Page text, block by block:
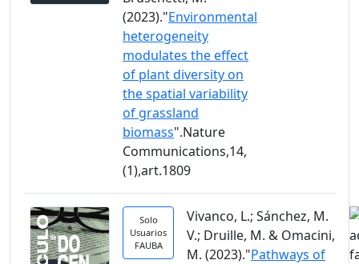
(2023)."Environmental
heterogeneity
modulates the effect
of plant diversity on
the spatial variability
of grassland
biomass".Nature
Communications,14,
(1),art.1809
Solo
Usuarios
FAUBA
Vivanco, L.; Sánchez, M.
V.; Druille, M. & Omacini,
M. (2023)."Pathways of